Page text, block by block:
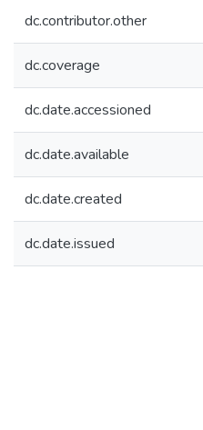
dc.contributor.other
dc.coverage
dc.date.accessioned
dc.date.available
dc.date.created
dc.date.issued